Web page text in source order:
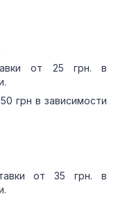
от 25 грн. в
грн в зависимости
от 35 грн. в